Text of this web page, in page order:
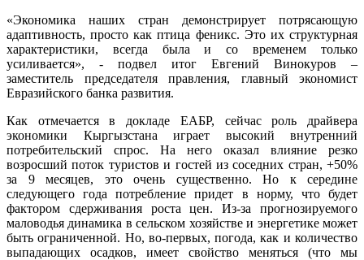
«Экономика наших стран демонстрирует потрясающую
адаптивность, просто как птица феникс. Это их структурная
характеристики, всегда была и со временем только
усиливается», - подвел итог Евгений Винокуров –
заместитель председателя правления, главный экономист
Евразийского банка развития.
Как отмечается в докладе ЕАБР, сейчас роль драйвера
экономики Кыргызстана играет высокий внутренний
потребительский спрос. На него оказал влияние резко
возросший поток туристов и гостей из соседних стран, +50%
за 9 месяцев, это очень существенно. Но к середине
следующего года потребление придет в норму, что будет
фактором сдерживания роста цен. Из-за прогнозируемого
маловодья динамика в сельском хозяйстве и энергетике может
быть ограниченной. Но, во-первых, погода, как и количество
выпадающих осадков, имеет свойство меняться (что мы